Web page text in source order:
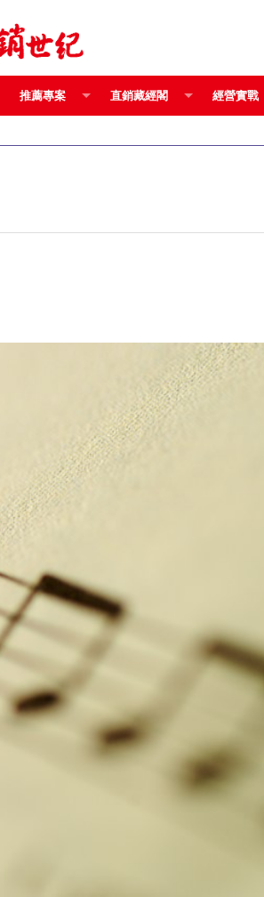
推薦專案 直銷藏經閣 經營實戰